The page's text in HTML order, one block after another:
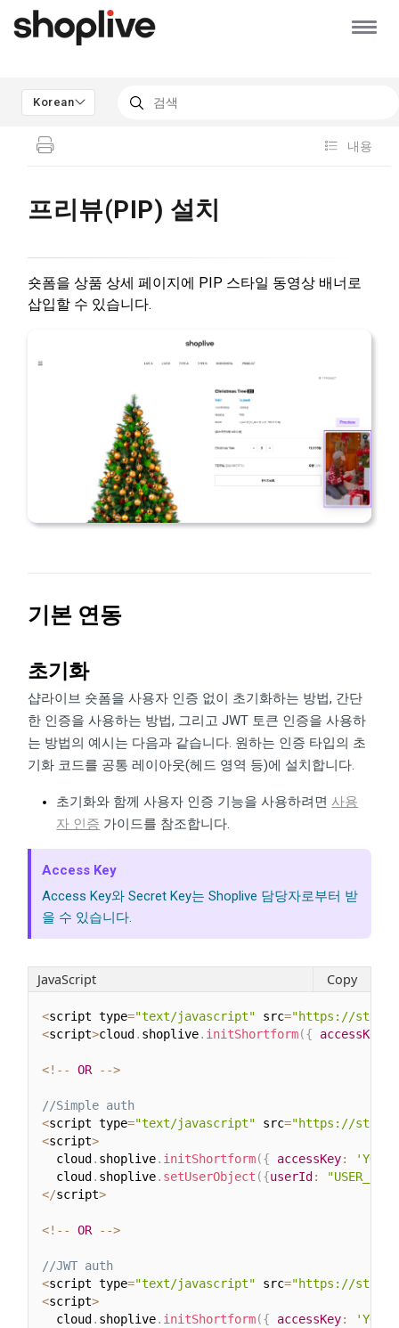
Korean
내용
프리뷰(PIP) 설치
숏폼을 상품 상세 페이지에 PIP 스타일 동영상 배너로
삽입할 수 있습니다.
기본 연동
초기화
샵라이브 숏폼을 사용자 인증 없이 초기화하는 방법, 간단
한 인증을 사용하는 방법, 그리고 JWT 토큰 인증을 사용하
는 방법의 예시는 다음과 같습니다. 원하는 인증 타입의 초
기화 코드를 공통 레이아웃(헤드 영역 등)에 설치합니다.
초기화와 함께 사용자 인증 기능을 사용하려면 사용
자 인증 가이드를 참조합니다.
Access Key
Access Key와 Secret Key는 Shoplive 담당자로부터 받
을 수 있습니다.
<script type="text/javascript" src="https://
<script>cloud . shoplive. initShortform({ accessKey
<! -- OR -->
//Simple auth
<script type="text/javascript" src="https://
<script>
  cloud
. shoplive. initShortform({ accessKey:
'YOUR
  cloud
. shoplive. setUserObject ({userId : "USER_ID"
</script>
<! -- OR -->
//JWT auth
<script type="text/javascript" src="https://
<script>
  cloud
. shoplive. initShortform({ accessKey:
'YOUR
JavaScript Copy